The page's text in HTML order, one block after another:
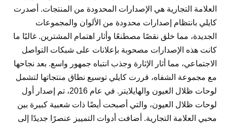
العلامة التجارية هي الإصدارات المحدودة من المنتجات. أصدرت
كايلي بانتظام إصدارات محدودة من الألوان والمجموعات
الجديدة، مما خلق نقصًا مصطنعًا وأثار اهتمام المشترين. غالبًا ما
كانت هذه الإصدارات مصحوبة بإعلانات على شبكات التواصل
الاجتماعي، مما أثار الإثارة وجذب انتباه جمهور واسع. بعد نجاحها
مع مجموعة الشفاه، قررت كايلي توسيع نطاق منتجاتها لتشمل
لوحات ظلال العيون والهايلايتر. في عام 2016، تم إصدار أول
لوحات ظلال العيون، والتي أصبحت أيضًا ذات شعبية كبيرة بين
محبي العلامة التجارية. أضافت أدوات التمييز عنصرًا جديدًا إلى